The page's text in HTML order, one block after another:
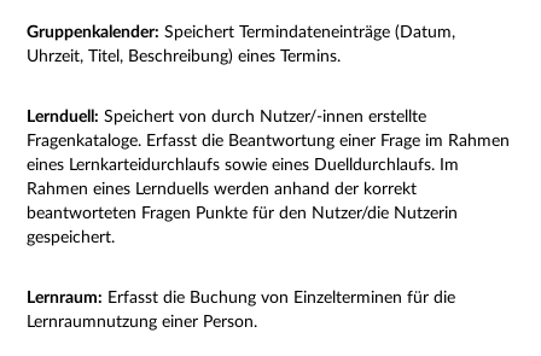
Gruppenkalender: Speichert Termindateneinträge (Datum,
Uhrzeit, Titel, Beschreibung) eines Termins.
Lernduell: Speichert von durch Nutzer/-innen erstellte
Fragenkataloge. Erfasst die Beantwortung einer Frage im Rahmen
eines Lernkarteidurchlaufs sowie eines Duelldurchlaufs. Im
Rahmen eines Lernduells werden anhand der korrekt
beantworteten Fragen Punkte für den Nutzer/die Nutzerin
gespeichert.
Lernraum: Erfasst die Buchung von Einzelterminen für die
Lernraumnutzung einer Person.